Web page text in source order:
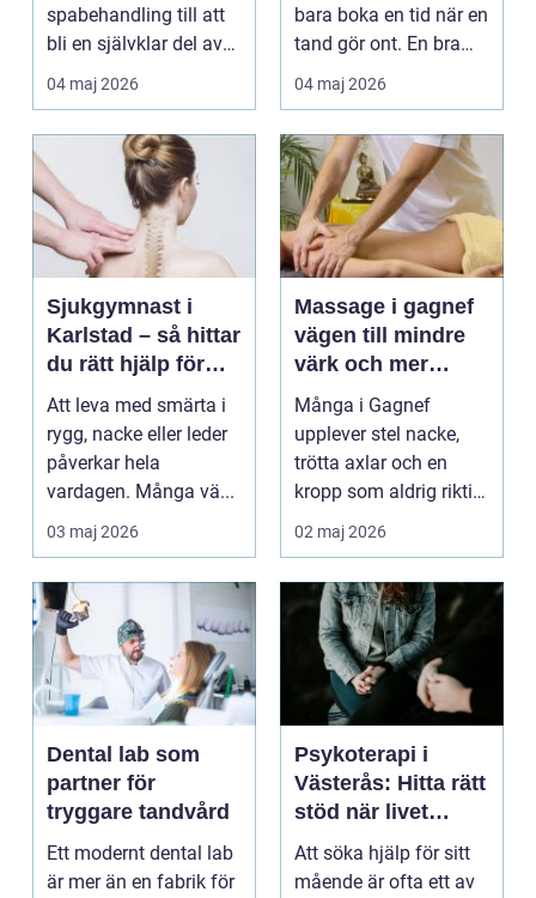
spabehandling till att
bli en självklar del av
mångas vardag...
04 maj 2026
bara boka en tid när en
tand gör ont. En bra
tandvårdskli...
04 maj 2026
Sjukgymnast i
Karlstad – så hittar
du rätt hjälp för
smärta och rehab
Att leva med smärta i
rygg, nacke eller leder
påverkar hela
vardagen. Många vä...
03 maj 2026
Massage i gagnef
vägen till mindre
värk och mer
vardagsenergi
Många i Gagnef
upplever stel nacke,
trötta axlar och en
kropp som aldrig riktigt
hinner återhämta si...
02 maj 2026
Dental lab som
partner för
tryggare tandvård
Ett modernt dental lab
är mer än en fabrik för
Psykoterapi i
Västerås: Hitta rätt
stöd när livet
skaver
Att söka hjälp för sitt
mående är ofta ett av